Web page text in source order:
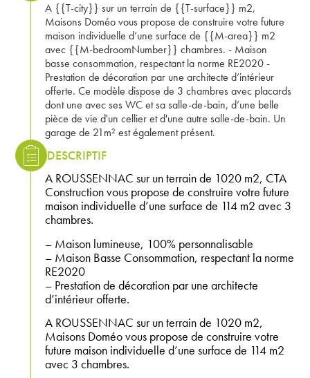
A {{T-city}} sur un terrain de {{T-surface}} m2,
Maisons Doméo vous propose de construire votre future
maison individuelle d’une surface de {{M-area}} m2
avec {{M-bedroomNumber}} chambres. - Maison
basse consommation, respectant la norme RE2020 -
Prestation de décoration par une architecte d’intérieur
offerte. Ce modèle dispose de 3 chambres avec placards
dont une avec ses WC et sa salle-de-bain, d’une belle
pièce de vie d'un cellier et d'une autre salle-de-bain. Un
garage de 21m² est également présent.
DESCRIPTIF
A ROUSSENNAC sur un terrain de 1020 m2, CTA
Construction vous propose de construire votre future
maison individuelle d’une surface de 114 m2 avec 3
chambres.
– Maison lumineuse, 100% personnalisable
– Maison Basse Consommation, respectant la norme
RE2020
– Prestation de décoration par une architecte
d’intérieur offerte.
A ROUSSENNAC sur un terrain de 1020 m2,
Maisons Doméo vous propose de construire votre
future maison individuelle d’une surface de 114 m2
avec 3 chambres.